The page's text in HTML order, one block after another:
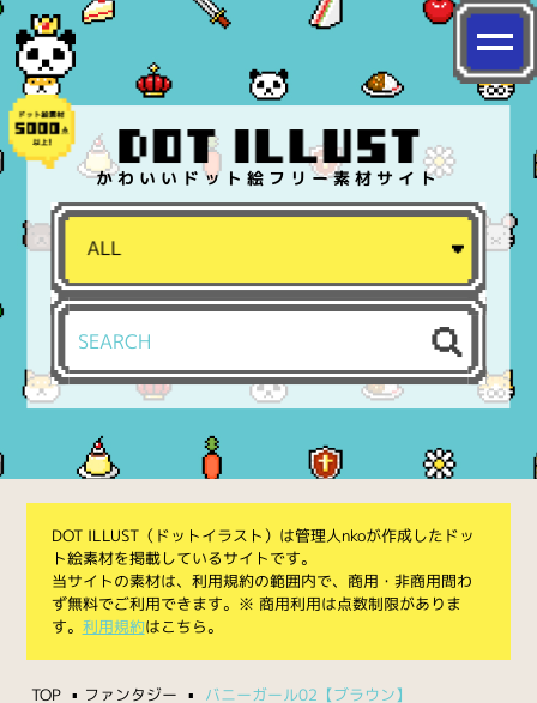
かわいいドット絵フリー素材サイト
DOT ILLUST（ドットイラスト）は管理人nkoが作成したドッ
ト絵素材を掲載しているサイトです。
当サイトの素材は、利用規約の範囲内で、商用・非商用問わ
ず無料でご利用できます。※ 商用利用は点数制限がありま
す。 利用規約はこちら。
TOP ファンタジー バニーガール02【ブラウン】